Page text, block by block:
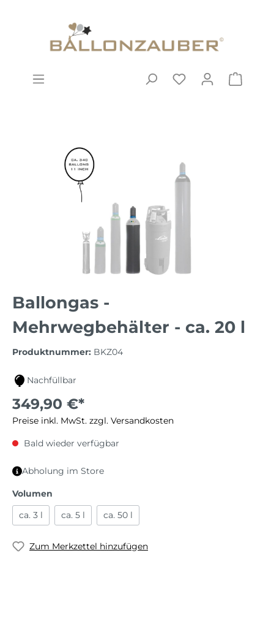
Ballongas -
Mehrwegbehälter - ca. 20 l
Produktnummer: BKZ04
Nachfüllbar
349,90 €*
Preise inkl. MwSt. zzgl. Versandkosten
Bald wieder verfügbar
Abholung im Store
Volumen
ca. 3 l
ca. 5 l ca. 50 l
Zum Merkzettel hinzufügen